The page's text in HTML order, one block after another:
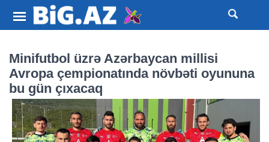
Minifutbol üzrə Azərbaycan millisi
Avropa çempionatında növbəti oyununa
bu gün çıxacaq